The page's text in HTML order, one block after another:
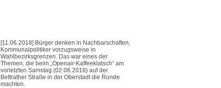
[11.06.2018] Bürger denken in Nachbarschaften,
Kommunalpolitiker vorzugsweise in
Wahlbezirksgrenzen. Das war eines der
Themen, die beim „Openair-Kaffeeklatsch“ am
vorletzten Samstag (02.06.2018) auf der
Bettrather Straße in der Oberstadt die Runde
machten.